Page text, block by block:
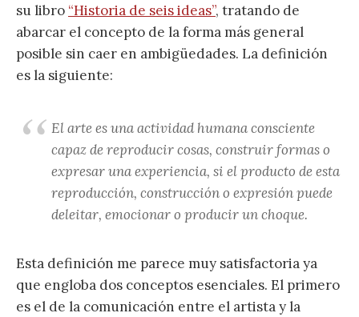
su libro “Historia de seis ideas”, tratando de
abarcar el concepto de la forma más general
posible sin caer en ambigüedades. La definición
es la siguiente:
El arte es una actividad humana consciente
capaz de reproducir cosas, construir formas o
expresar una experiencia, si el producto de esta
reproducción, construcción o expresión puede
deleitar, emocionar o producir un choque.
Esta definición me parece muy satisfactoria ya
que engloba dos conceptos esenciales. El primero
es el de la comunicación entre el artista y la